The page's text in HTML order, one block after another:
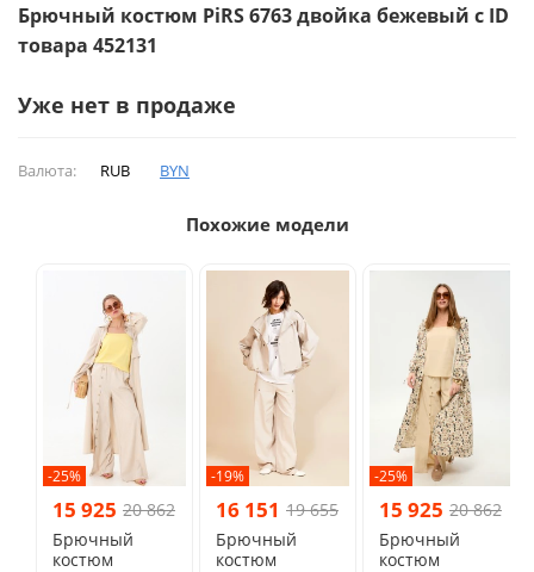
Брючный костюм PiRS 6763 двойка бежевый с ID
товара 452131
Уже нет в продаже
Валюта: RUB BYN
Похожие модели
-25%
15 925 20 862
Брючный
костюм
-19%
16 151 19 655
Брючный
костюм
-25%
15 925 20 862
Брючный
костюм